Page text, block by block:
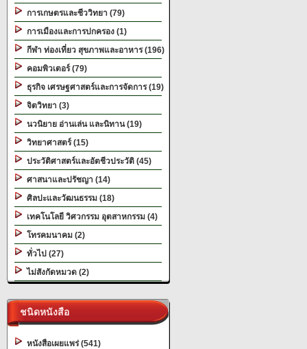
การเกษตรและชีววิทยา (79)
การเมืองและการปกครอง (1)
กีฬา ท่องเที่ยว สุขภาพและอาหาร (196)
คอมพิวเตอร์ (79)
ธุรกิจ เศรษฐศาสตร์และการจัดการ (19)
จิตวิทยา (3)
นวนิยาย อ่านเล่น และนิทาน (19)
วิทยาศาสตร์ (15)
ประวัติศาสตร์และอัตชีวประวัติ (45)
ศาสนาและปรัชญา (14)
ศิลปะและวัฒนธรรม (18)
เทคโนโลยี วิศวกรรม อุตสาหกรรม (4)
โทรคมนาคม (2)
ทั่วไป (27)
ไม่สังกัดหมวด (2)
ชนิดหนังสือ
หนังสือเผยแพร่ (541)